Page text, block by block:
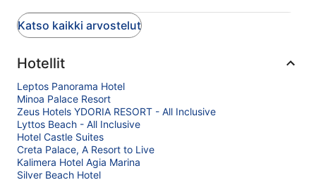
Katso kaikki arvostelut
Hotellit
Leptos Panorama Hotel
Minoa Palace Resort
Zeus Hotels YDORIA RESORT - All Inclusive
Lyttos Beach - All Inclusive
Hotel Castle Suites
Creta Palace, A Resort to Live
Kalimera Hotel Agia Marina
Silver Beach Hotel